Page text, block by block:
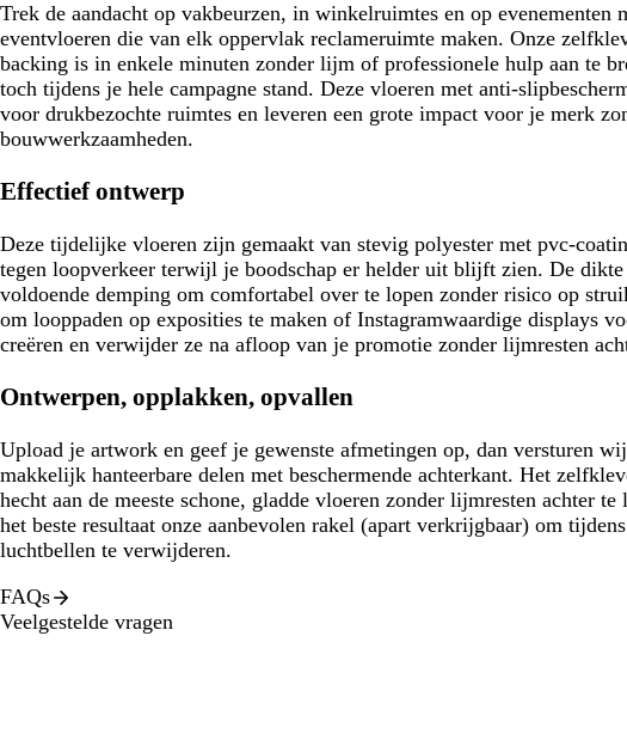
Trek de aandacht op vakbeurzen, in winkelruimtes en op evenementen
eventvloeren die van elk oppervlak reclameruimte maken. Onze
backing is in enkele minuten zonder lijm of professionele hulp aan te
toch tijdens je hele campagne stand. Deze vloeren met anti-
voor drukbezochte ruimtes en leveren een grote impact voor je merk
bouwwerkzaamheden.
Effectief ontwerp
Deze tijdelijke vloeren zijn gemaakt van stevig polyester met pvc-
tegen loopverkeer terwijl je boodschap er helder uit blijft zien. De
voldoende demping om comfortabel over te lopen zonder risico op
om looppaden op exposities te maken of Instagramwaardige displays
creëren en verwijder ze na afloop van je promotie zonder lijmresten
Ontwerpen, opplakken, opvallen
Upload je artwork en geef je gewenste afmetingen op, dan versturen
makkelijk hanteerbare delen met beschermende achterkant. Het
hecht aan de meeste schone, gladde vloeren zonder lijmresten achter
het beste resultaat onze aanbevolen rakel (apart verkrijgbaar) om
luchtbellen te verwijderen.
FAQs
Veelgestelde vragen